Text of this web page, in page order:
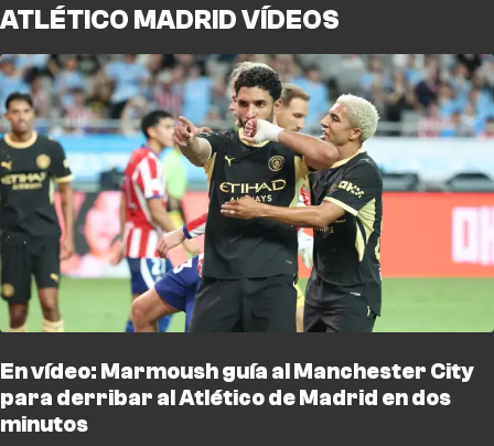
ATLÉTICO MADRID VÍDEOS
En vídeo: Marmoush guía al Manchester City
para derribar al Atlético de Madrid en dos
minutos